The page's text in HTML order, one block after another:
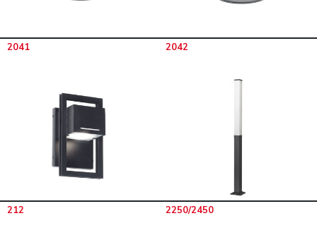
2041 2042
212 2250/2450